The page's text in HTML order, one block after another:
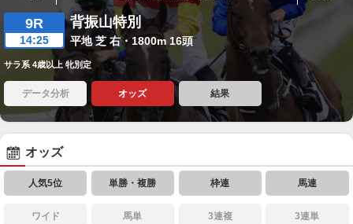
9R
14:25
背振山特別
平地 芝 右・1800m 16頭
サラ系 4歳以上 牝別定
データ分析 オッズ 結果
オッズ
人気5位 単勝・複勝 枠連 馬連
ワイド 馬単 3連複 3連単